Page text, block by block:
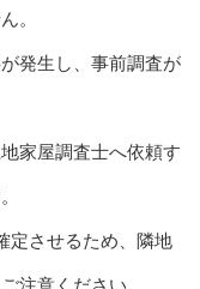
。
発生し、事前調査が
家屋調査士へ依頼す
定させるため、隣地
注意ください。